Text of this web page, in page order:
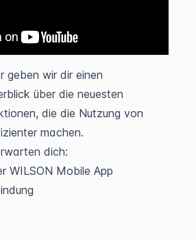
geben wir dir einen
über die neuesten
die die Nutzung von
machen.
dich:
WILSON Mobile App